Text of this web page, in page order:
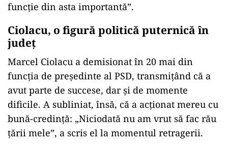
funcţie din asta importantă”.
Ciolacu, o figură politică puternică în
judeţ
Marcel Ciolacu a demisionat în 20 mai din
funcţia de preşedinte al PSD, transmiţând că a
avut parte de succese, dar şi de momente
dificile. A subliniat, însă, că a acţionat mereu cu
bună-credinţă: „Niciodată nu am vrut să fac rău
ţării mele”, a scris el la momentul retragerii.